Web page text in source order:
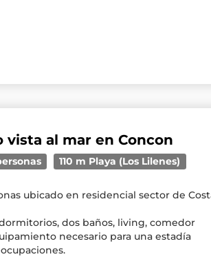
vista al mar en Concon
110 m Playa (Los Lilenes)
ubicado en residencial sector de
dos baños, living, comedor
necesario para una estadía